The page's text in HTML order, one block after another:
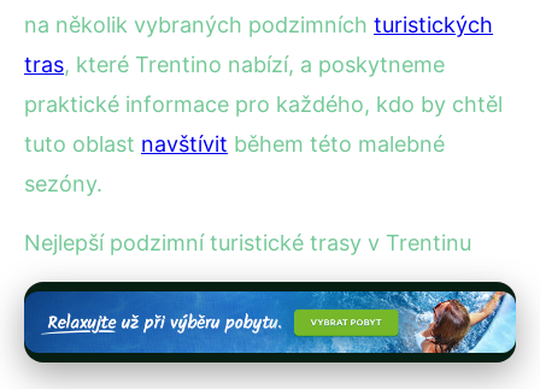
na několik vybraných podzimních turistických
tras, které Trentino nabízí, a poskytneme
praktické informace pro každého, kdo by chtěl
tuto oblast navštívit během této malebné
sezóny.
Nejlepší podzimní turistické trasy v Trentinu